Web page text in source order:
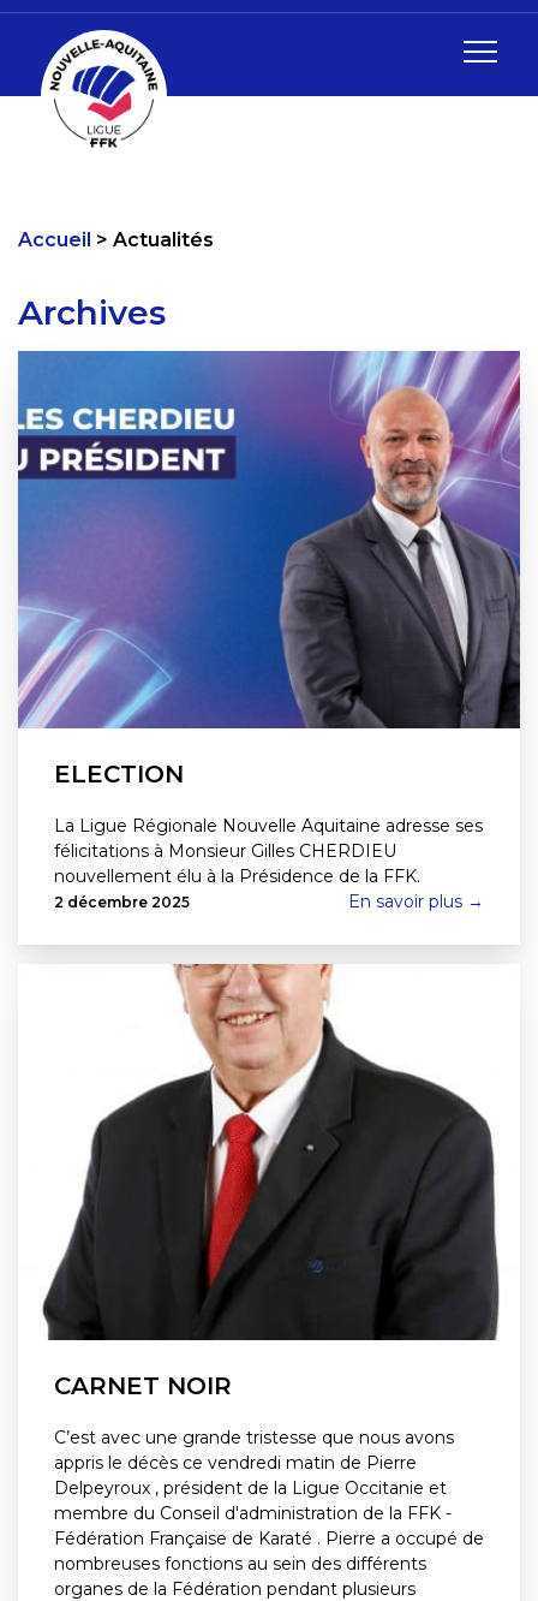
Accueil Actualités
Archives
ELECTION
La Ligue Régionale Nouvelle Aquitaine adresse ses
félicitations à Monsieur Gilles CHERDIEU
nouvellement élu à la Présidence de la FFK.
2 décembre 2025 En savoir plus →
CARNET NOIR
C’est avec une grande tristesse que nous avons
appris le décès ce vendredi matin de Pierre
Delpeyroux , président de la Ligue Occitanie et
membre du Conseil d'administration de la FFK -
Fédération Française de Karaté . Pierre a occupé de
nombreuses fonctions au sein des différents
organes de la Fédération pendant plusieurs